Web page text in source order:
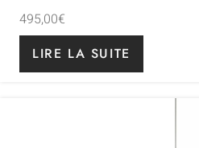
495,00€
LIRE LA SUITE